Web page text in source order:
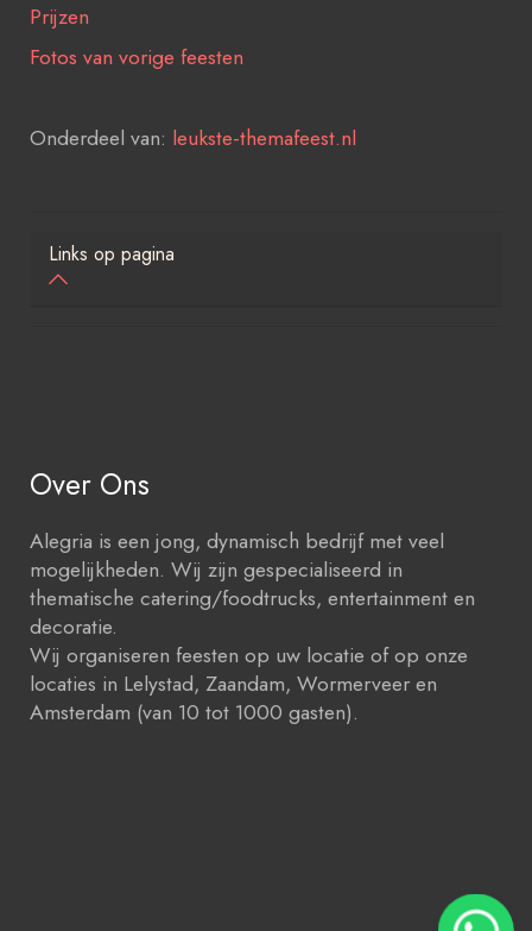
Prijzen
Fotos van vorige feesten
Onderdeel van: leukste-themafeest.nl
Links op pagina
Over Ons
Alegria is een jong, dynamisch bedrijf met veel
mogelijkheden. Wij zijn gespecialiseerd in
thematische catering/foodtrucks, entertainment en
decoratie.
Wij organiseren feesten op uw locatie of op onze
locaties in Lelystad, Zaandam, Wormerveer en
Amsterdam (van 10 tot 1000 gasten).